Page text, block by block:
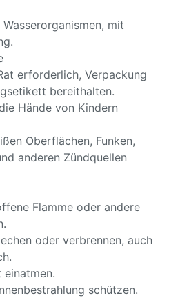
mit
erforderlich, Verpackung
bereithalten.
Hände von Kindern
Oberflächen, Funken,
anderen Zündquellen
Flamme oder andere
oder verbrennen, auch
schützen.